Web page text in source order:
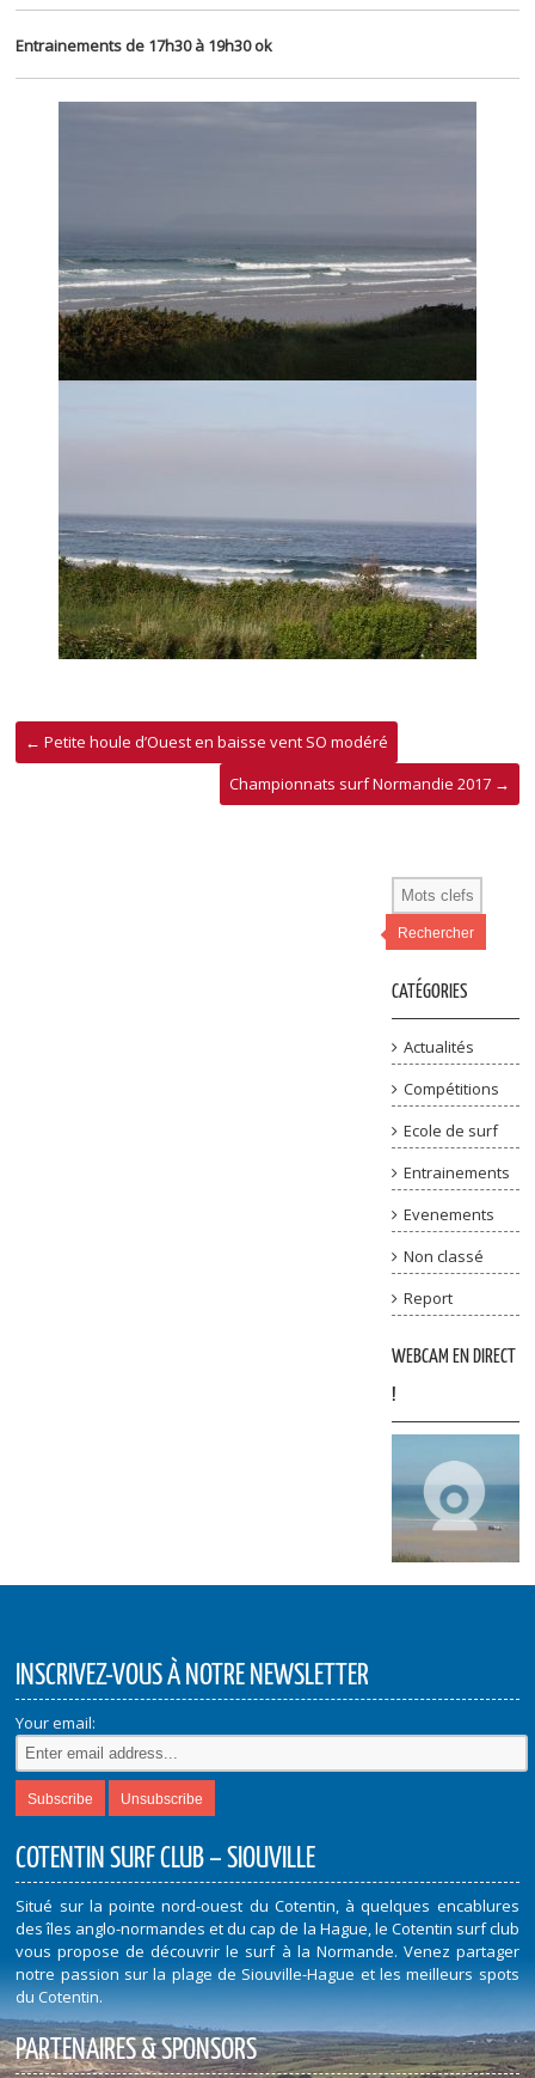
Entrainements de 17h30 à 19h30 ok
← Petite houle d’Ouest en baisse vent SO modéré
Championnats surf Normandie 2017 →
Rechercher
CATÉGORIES
Actualités
Compétitions
Ecole de surf
Entrainements
Evenements
Non classé
Report
WEBCAM EN DIRECT
!
INSCRIVEZ-VOUS À NOTRE NEWSLETTER
Your email:
COTENTIN SURF CLUB – SIOUVILLE
Situé sur la pointe nord-ouest du Cotentin, à quelques encablures
des îles anglo-normandes et du cap de la Hague, le Cotentin surf club
vous propose de découvrir le surf à la Normande. Venez partager
notre passion sur la plage de Siouville-Hague et les meilleurs spots
du Cotentin.
PARTENAIRES & SPONSORS